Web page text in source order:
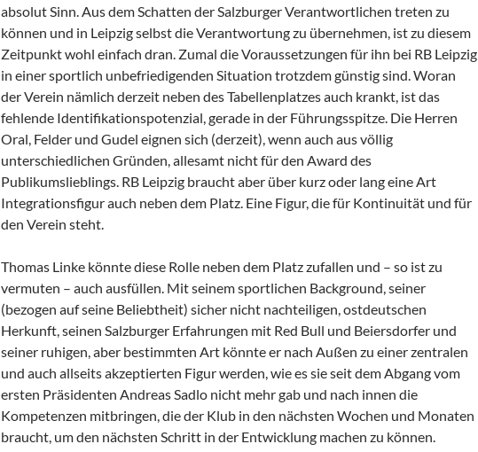
absolut Sinn. Aus dem Schatten der Salzburger Verantwortlichen treten zu
können und in Leipzig selbst die Verantwortung zu übernehmen, ist zu diesem
Zeitpunkt wohl einfach dran. Zumal die Voraussetzungen für ihn bei RB Leipzig
in einer sportlich unbefriedigenden Situation trotzdem günstig sind. Woran
der Verein nämlich derzeit neben des Tabellenplatzes auch krankt, ist das
fehlende Identifikationspotenzial, gerade in der Führungsspitze. Die Herren
Oral, Felder und Gudel eignen sich (derzeit), wenn auch aus völlig
unterschiedlichen Gründen, allesamt nicht für den Award des
Publikumslieblings. RB Leipzig braucht aber über kurz oder lang eine Art
Integrationsfigur auch neben dem Platz. Eine Figur, die für Kontinuität und für
den Verein steht.
Thomas Linke könnte diese Rolle neben dem Platz zufallen und – so ist zu
vermuten – auch ausfüllen. Mit seinem sportlichen Background, seiner
(bezogen auf seine Beliebtheit) sicher nicht nachteiligen, ostdeutschen
Herkunft, seinen Salzburger Erfahrungen mit Red Bull und Beiersdorfer und
seiner ruhigen, aber bestimmten Art könnte er nach Außen zu einer zentralen
und auch allseits akzeptierten Figur werden, wie es sie seit dem Abgang vom
ersten Präsidenten Andreas Sadlo nicht mehr gab und nach innen die
Kompetenzen mitbringen, die der Klub in den nächsten Wochen und Monaten
braucht, um den nächsten Schritt in der Entwicklung machen zu können.